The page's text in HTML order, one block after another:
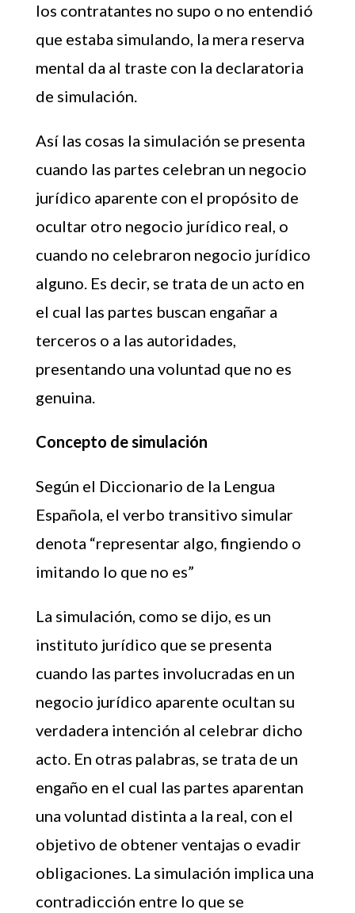
los contratantes no supo o no entendió
que estaba simulando, la mera reserva
mental da al traste con la declaratoria
de simulación.
Así las cosas la simulación se presenta
cuando las partes celebran un negocio
jurídico aparente con el propósito de
ocultar otro negocio jurídico real, o
cuando no celebraron negocio jurídico
alguno. Es decir, se trata de un acto en
el cual las partes buscan engañar a
terceros o a las autoridades,
presentando una voluntad que no es
genuina.
Concepto de simulación
Según el Diccionario de la Lengua
Española, el verbo transitivo simular
denota “representar algo, fingiendo o
imitando lo que no es”
La simulación, como se dijo, es un
instituto jurídico que se presenta
cuando las partes involucradas en un
negocio jurídico aparente ocultan su
verdadera intención al celebrar dicho
acto. En otras palabras, se trata de un
engaño en el cual las partes aparentan
una voluntad distinta a la real, con el
objetivo de obtener ventajas o evadir
obligaciones. La simulación implica una
contradicción entre lo que se